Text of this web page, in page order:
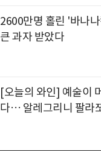
2600만명 홀린 '바나
큰 과자 받았다
[오늘의 와인] 예술이
다… 알레그리니 팔라